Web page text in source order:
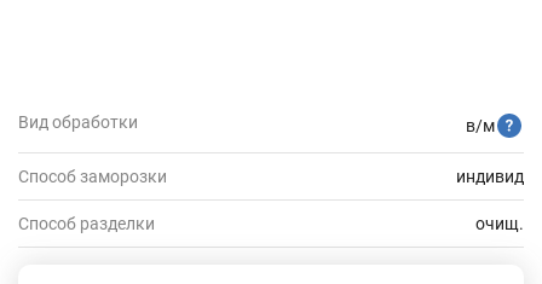
Вид обработки в/м
Способ заморозки индивид
Способ разделки очищ.